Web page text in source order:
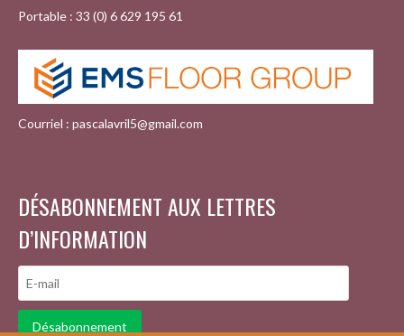
Portable : 33 (0) 6 629 195 61
Courriel : pascalavril5@gmail.com
DÉSABONNEMENT AUX LETTRES
D’INFORMATION
Désabonnement